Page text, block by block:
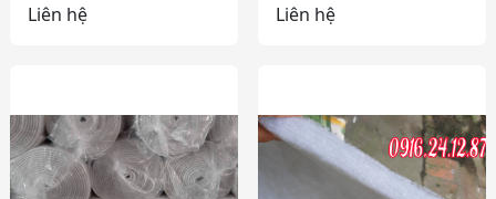
Liên hệ Liên hệ